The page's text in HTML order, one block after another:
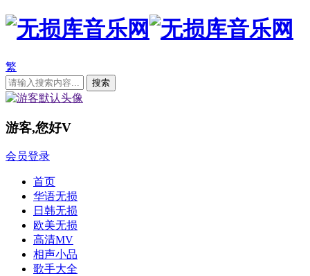
繁
游客,您好V
会员登录
首页
华语无损
日韩无损
欧美无损
高清MV
相声小品
歌手大全